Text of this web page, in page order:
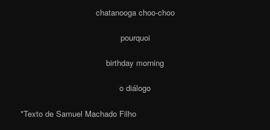
chatanooga choo-choo
pourquoi
birthday morning
o diálogo
*Texto de Samuel Machado Filho